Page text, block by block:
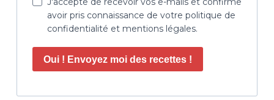
avoir pris connaissance de votre politique de
confidentialité et mentions légales.
Oui ! Envoyez moi des recettes !